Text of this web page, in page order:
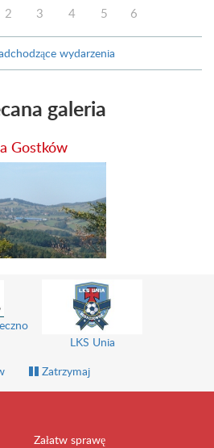
2 3 4 5 6
wydarzenia
galeria
Gostków
LKS Unia
Zatrzymaj
Załatw sprawę